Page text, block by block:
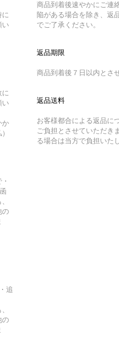
に
い
に
い
か
の
追
の
商品到着後速やかにご連
陥がある場合を除き、返
でご了承ください。
返品期限
商品到着後７日以内とさ
返品送料
お客様都合による返品に
ご負担とさせていただき
る場合は当方で負担いた